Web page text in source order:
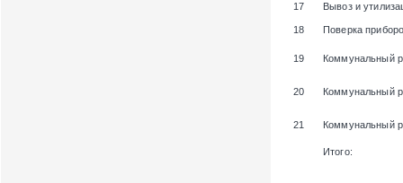
17 Вывоз и
18 Поверка
19 Коммунальный
20 Коммунальный
21 Коммунальный
Итого: